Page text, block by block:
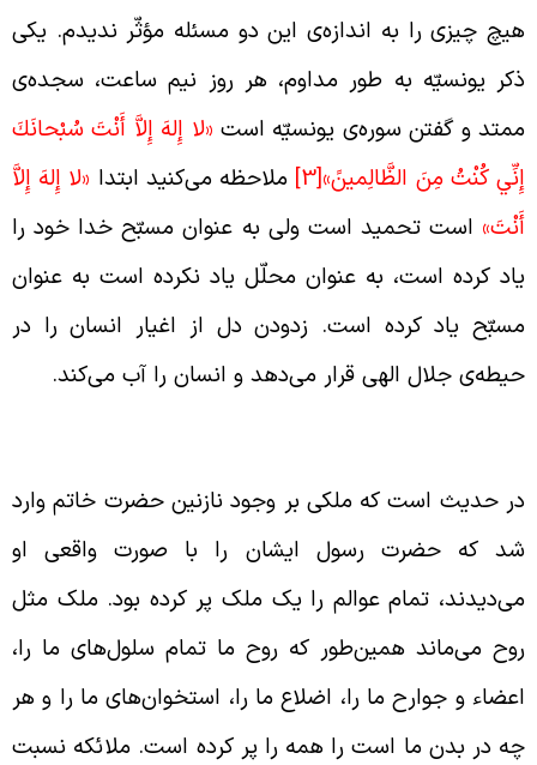
چیزی را به اندازه‌ی این دو مسئله مؤثّر ندیدم. یکی
یونسیّه به طور مداوم، هر روز نیم ساعت، سجده‌ی
و گفتن سوره‌ی یونسیّه است«لا إِلهَ إِلاَّ أَنْتَ سُبْحانَكَ
كُنْتُ مِنَ الظَّالِمين‏ََ»[3] ملاحظه می‌کنید ابتدا«لا إِلهَ إِلاَّ
است تحمید است ولی به عنوان مسبّح خدا خود را
کرده است، به عنوان محلّل یاد نکرده است به عنوان
یاد کرده است. زدودن دل از اغیار انسان را در
جلال الهی قرار می‌دهد و انسان را آب می‌کند.
حدیث است که ملکی بر وجود نازنین حضرت خاتم ‏وارد
که حضرت رسول ایشان را با صورت واقعی او
تمام عوالم را یک ملک پر کرده بود. ملک مثل
می‌ماند همین‌طور که روح ما تمام سلول‌های ما را،
و جوارح ما را، اضلاع ما را، استخوان‌های ما را و هر
در بدن ما است را همه را پر کرده است. ملائکه نسبت